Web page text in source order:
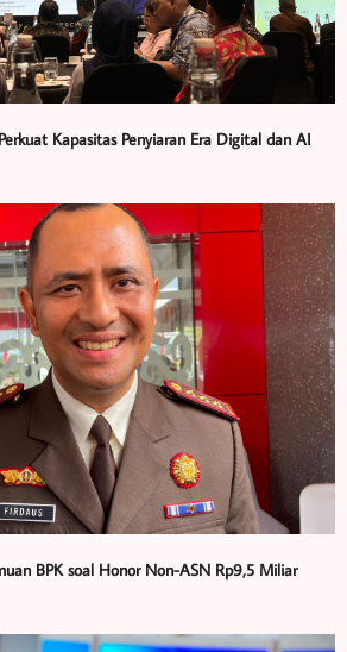
Kapasitas Penyiaran Era Digital dan AI
BPK soal Honor Non-ASN Rp9,5 Miliar